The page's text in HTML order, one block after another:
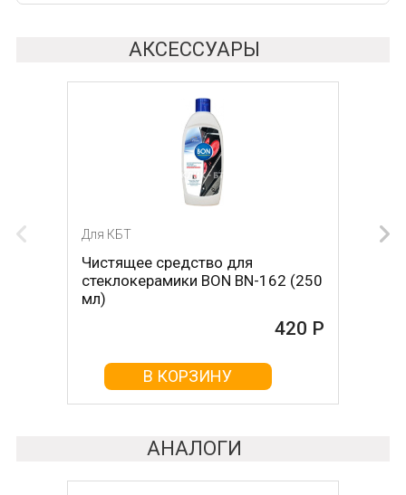
АКСЕССУАРЫ
Для КБТ
Чистящее средство для
стеклокерамики BON BN-162 (250
мл)
420 Р
В КОРЗИНУ
Для КБТ
Скребок для ухода за
стеклокерамикой BON BN-603
В КОРЗИНУ
АНАЛОГИ